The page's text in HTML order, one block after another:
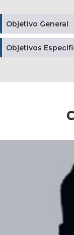
Objetivo General
Objetivos